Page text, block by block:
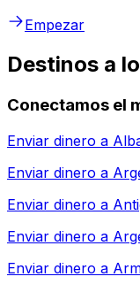
Empezar
Destinos a
Conectamos el
Enviar dinero a
Enviar dinero a
Enviar dinero a
Enviar dinero a
Enviar dinero a